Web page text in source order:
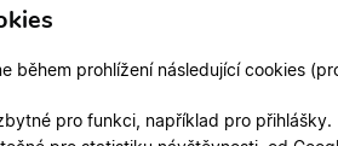
(IDT)
Mgr.
TK TREND OSTRAVA
během prohlížení následující cookies
pro funkci, například pro přihlášky.